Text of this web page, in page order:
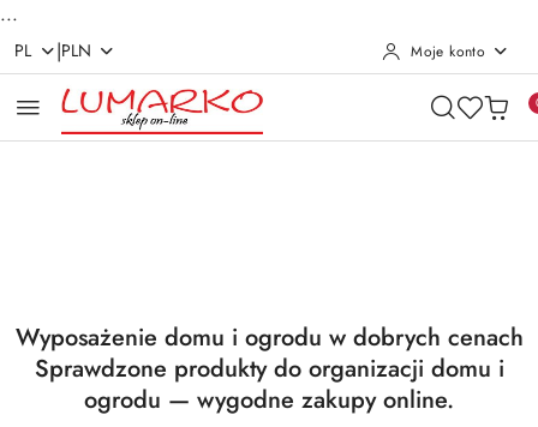
...
Przejdź do treści głównej
Przejdź do wyszukiwarki
Przejdź do moje konto
Przejdź do menu głównego
Przejdź do stopki
PL |PLN Moje konto
Wyposażenie domu i ogrodu w dobrych cenach
Sprawdzone produkty do organizacji domu i
ogrodu — wygodne zakupy online.